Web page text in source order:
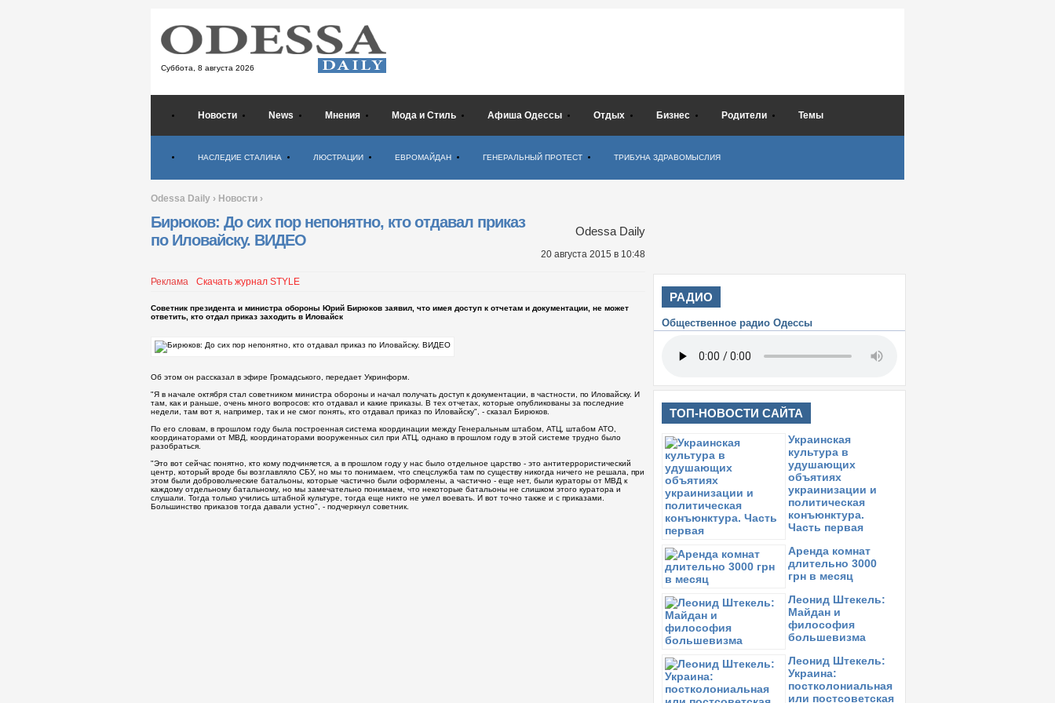
Суббота, 8 августа 2026
Новости News Мнения Мода и Стиль Афиша Одессы Отдых Бизнес Родители Темы
НАСЛЕДИЕ СТАЛИНА ЛЮСТРАЦИИ ЕВРОМАЙДАН ГЕНЕРАЛЬНЫЙ ПРОТЕСТ ТРИБУНА ЗДРАВОМЫСЛИЯ
Odessa Daily › Новости ›
Бирюков: До сих пор непонятно, кто отдавал приказ
по Иловайску. ВИДЕО
Odessa Daily
20 августа 2015 в 10:48
Реклама Скачать журнал STYLE
Советник президента и министра обороны Юрий Бирюков заявил, что имея доступ к отчетам и документации, не может
ответить, кто отдал приказ заходить в Иловайск
Об этом он рассказал в эфире Громадського, передает Укринформ.
"Я в начале октября стал советником министра обороны и начал получать доступ к документации, в частности, по Иловайску. И
там, как и раньше, очень много вопросов: кто отдавал и какие приказы. В тех отчетах, которые опубликованы за последние
недели, там вот я, например, так и не смог понять, кто отдавал приказ по Иловайску", - сказал Бирюков.
По его словам, в прошлом году была построенная система координации между Генеральным штабом, АТЦ, штабом АТО,
координаторами от МВД, координаторами вооруженных сил при АТЦ, однако в прошлом году в этой системе трудно было
разобраться.
"Это вот сейчас понятно, кто кому подчиняется, а в прошлом году у нас было отдельное царство - это антитеррористический
центр, который вроде бы возглавляло СБУ, но мы то понимаем, что спецслужба там по существу никогда ничего не решала, при
этом были добровольческие батальоны, которые частично были оформлены, а частично - еще нет, были кураторы от МВД к
каждому отдельному батальному, но мы замечательно понимаем, что некоторые батальоны не слишком этого куратора и
слушали. Тогда только учились штабной культуре, тогда еще никто не умел воевать. И вот точно также и с приказами.
Большинство приказов тогда давали устно", - подчеркнул советник.
РАДИО
Общественное радио Одессы
ТОП-НОВОСТИ САЙТА
Украинская
культура в
удушающих
объятиях
украинизации и
политическая
конъюнктура.
Часть первая
Аренда комнат
длительно 3000
грн в месяц
Леонид Штекель:
Майдан и
философия
большевизма
Леонид Штекель:
Украина:
постколониальная
или постсоветская